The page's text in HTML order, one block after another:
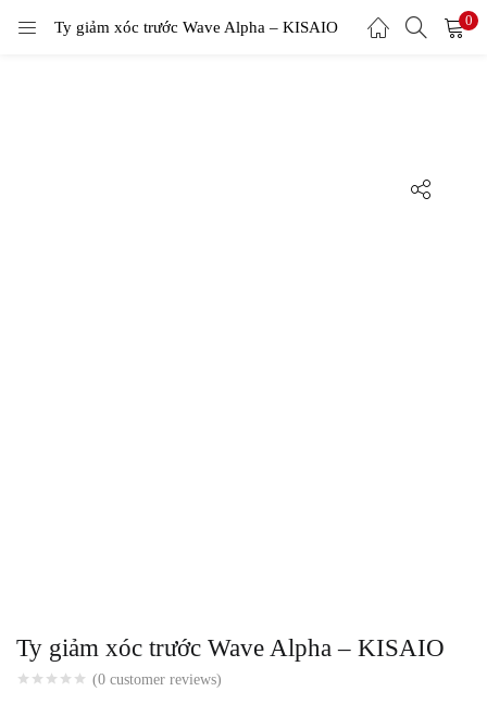
Ty giảm xóc trước Wave Alpha – KISAIO 0
Ty giảm xóc trước Wave Alpha – KISAIO
(0 customer reviews)
LOGIN